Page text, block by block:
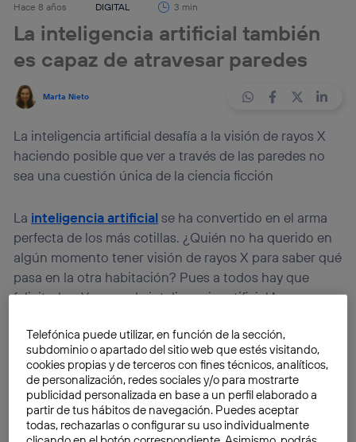
Hace 8 años DIGITAL 3 min
La inteligencia artificial también
es capaz de atravesar paredes
Marta Nieto
La inteligencia artificial desafía a la visión de rayos X
haciendo posible que ver a través de las paredes no
sea una cuestión única de la ciencia ficción
La inteligencia artificialse ha convertido en el arma
perfecta de los más cotillas. ¿Quién no ha querido en
algún momento tener visión de rayos X para saber qué
pasa en la otra habitación? Pues a todos hay que
felicitarles. Y es que la inteligencia artificialha
del equipo de investigación dirigido por la profesora
Dina KatabidelLaboratorio de Ciencias de la
Computación e Inteligencia Artificial(CSAIL) del
MIT.
Después deuna década de trabajo, lo que parecía
Telefónica puede utilizar, en función de la sección,
subdominio o apartado del sitio web que estés visitando,
cookies propias y de terceros con fines técnicos, analíticos,
de personalización, redes sociales y/o para mostrarte
publicidad personalizada en base a un perfil elaborado a
partir de tus hábitos de navegación. Puedes aceptar
todas, rechazarlas o configurar su uso individualmente